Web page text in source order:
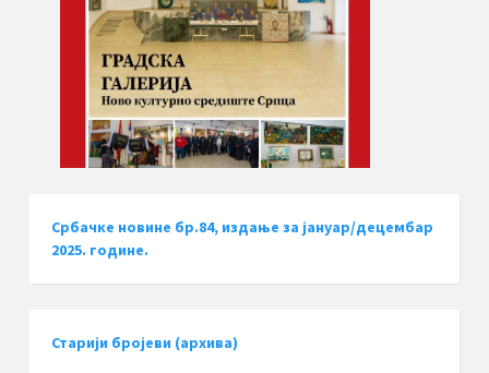
Србачке новине бр.84, издање за јануар/децембар
2025. године.
Старији бројеви (архива)